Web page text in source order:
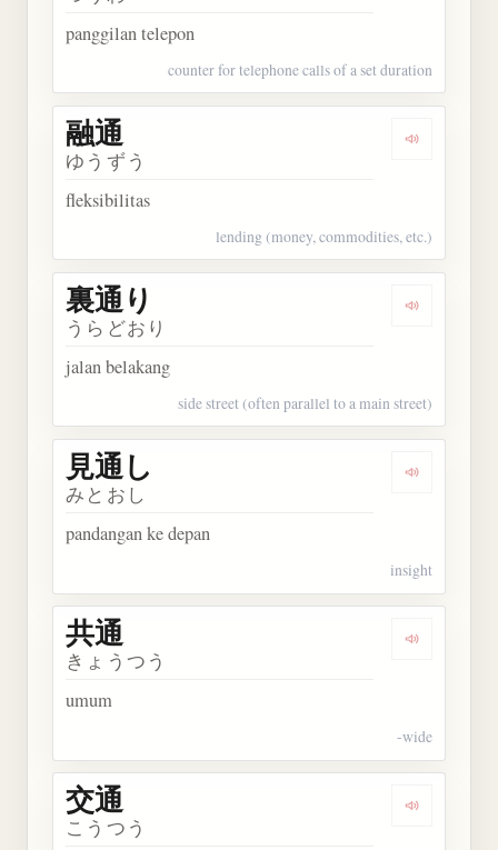
panggilan telepon
counter for telephone calls of a set duration
Dengarkan
融通
ゆうずう
fleksibilitas
lending (money, commodities, etc.)
Dengarkan
裏通り
うらどおり
jalan belakang
side street (often parallel to a main street)
Dengarkan
見通し
みとおし
pandangan ke depan
insight
Dengarkan
共通
きょうつう
umum
-wide
Dengarkan
交通
こうつう